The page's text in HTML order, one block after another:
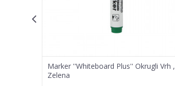
Marker ''Whiteboard Plus'' Okrugli Vrh ,
Zelena